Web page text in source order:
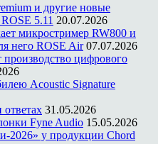
и другие новые
5.11 20.07.2026
микростример RW800 и
него ROSE Air 07.07.2026
производство цифрового
Acoustic Signature
31.05.2026
Fyne Audio 15.05.2026
2026» у продукции Chord